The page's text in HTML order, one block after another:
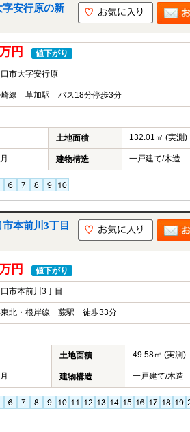
安行原の新
円 値下がり
市大字安行原
崎線 草加駅 バス18分停歩3分
土地面積 132.01㎡ (実測)
建物構造 一戸建て/木造
本前川3丁目
円 値下がり
市本前川3丁目
東北・根岸線 蕨駅 徒歩33分
土地面積 49.58㎡ (実測)
建物構造 一戸建て/木造